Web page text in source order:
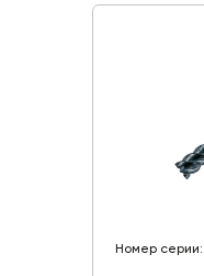
Номер серии: